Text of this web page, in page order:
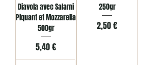
Diavola avec Salami
Piquant et Mozzarella
500gr
Prix
5,40 €
250gr
Prix
2,50 €